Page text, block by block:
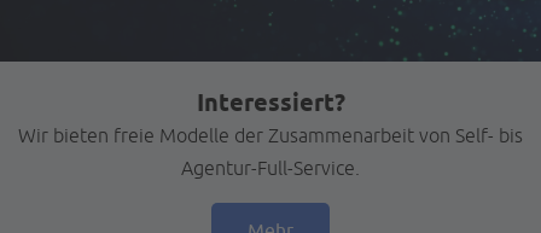
Interessiert?
Wir bieten freie Modelle der Zusammenarbeit von Self- bis
Agentur-Full-Service.